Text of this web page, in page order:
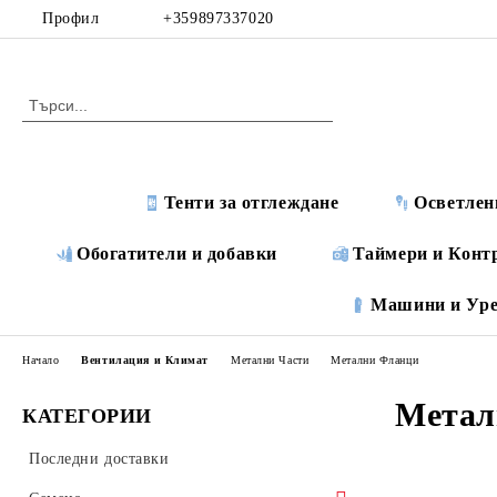
Профил +359897337020
Тенти за отглеждане
Обогатители и добавки Таймери и
Машини и
КАТЕГОРИИ
Последни доставки
Начало Вентилация и Климат Метални Части Метални Фланци